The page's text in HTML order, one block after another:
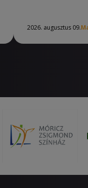
2026. augusztus 09.